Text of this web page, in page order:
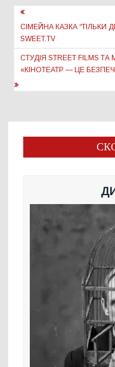
Навігація
записів
СІМЕЙНА КАЗКА
SWEET.TV
СТУДІЯ STREET FILMS
«КІНОТЕАТР — ЦЕ